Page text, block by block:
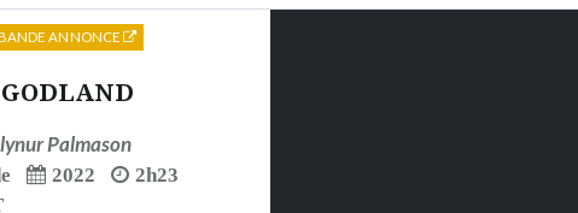
GODLAND
Palmason
2022
2h23
ANNONCE